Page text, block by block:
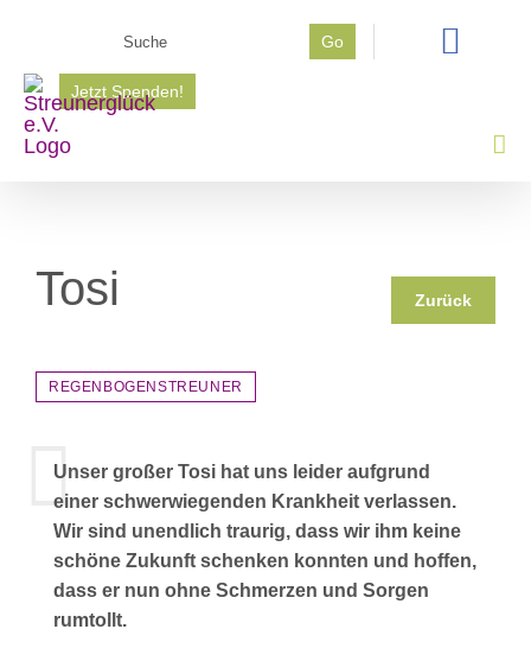
springen
Go
Jetzt Spenden!
Tosi Zurück
REGENBOGENSTREUNER
Unser großer Tosi hat uns leider aufgrund
einer schwerwiegenden Krankheit verlassen.
Wir sind unendlich traurig, dass wir ihm keine
schöne Zukunft schenken konnten und hoffen,
dass er nun ohne Schmerzen und Sorgen
rumtollt.